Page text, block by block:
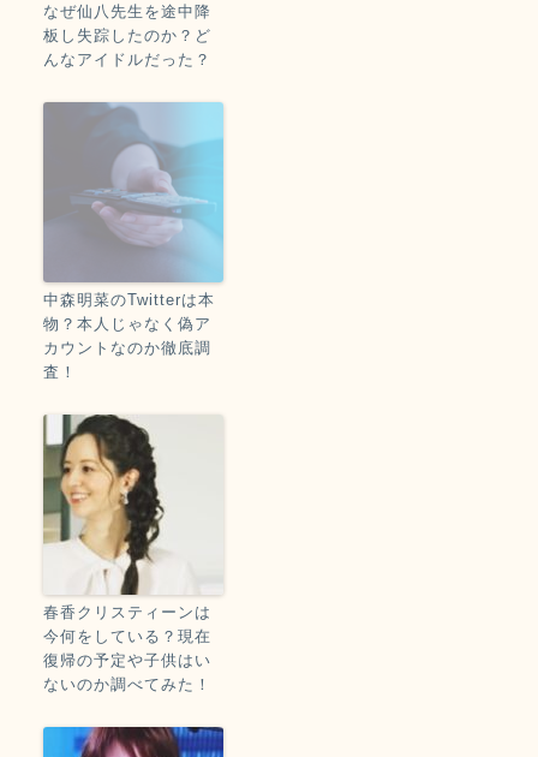
なぜ仙八先生を途中降
板し失踪したのか？ど
んなアイドルだった？
中森明菜のTwitterは本
物？本人じゃなく偽ア
カウントなのか徹底調
査！
春香クリスティーンは
今何をしている？現在
復帰の予定や子供はい
ないのか調べてみた！